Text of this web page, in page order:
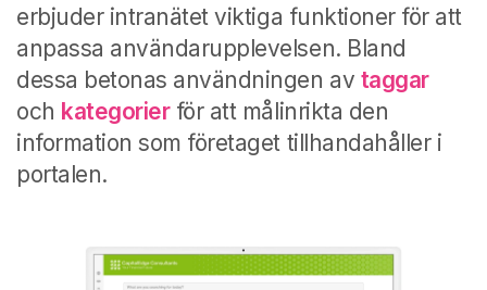
erbjuder intranätet viktiga funktioner för att
anpassa användarupplevelsen. Bland
dessa betonas användningen av taggar
och kategorierför att målinrikta den
information som företaget tillhandahåller i
portalen.